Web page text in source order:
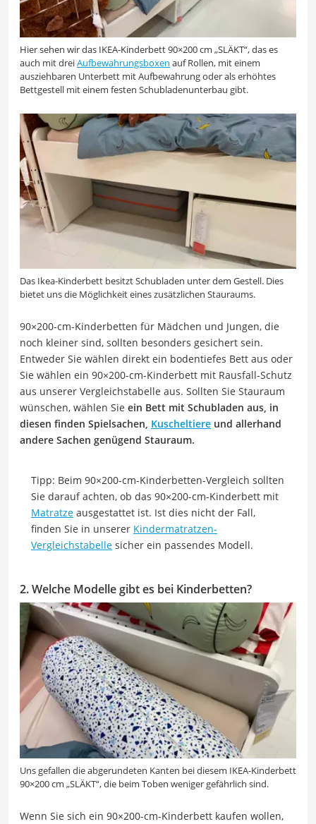
Hier sehen wir das IKEA-Kinderbett 90×200 cm „SLÄKT“, das es
auch mit dreiAufbewahrungsboxen auf Rollen, mit einem
ausziehbaren Unterbett mit Aufbewahrung oder als erhöhtes
Bettgestell mit einem festen Schubladenunterbau gibt.
Das Ikea-Kinderbett besitzt Schubladen unter dem Gestell. Dies
bietet uns die Möglichkeit eines zusätzlichen Stauraums.
90×200-cm-Kinderbetten für Mädchen und Jungen, die
noch kleiner sind, sollten besonders gesichert sein.
Entweder Sie wählen direkt ein bodentiefes Bett aus oder
Sie wählen ein 90×200-cm-Kinderbett mit Rausfall-Schutz
aus unserer Vergleichstabelle aus. Sollten Sie Stauraum
wünschen, wählen Sie ein Bett mit Schubladen aus, in
diesen finden Spielsachen, Kuscheltiere und allerhand
andere Sachen genügend Stauraum.
Tipp: Beim 90×200-cm-Kinderbetten-Vergleich sollten
Sie darauf achten, ob das 90×200-cm-Kinderbett mit
Matratze ausgestattet ist. Ist dies nicht der Fall,
finden Sie in unserer Kindermatratzen-
Vergleichstabelle sicher ein passendes Modell.
2. Welche Modelle gibt es bei Kinderbetten?
Uns gefallen die abgerundeten Kanten bei diesem IKEA-Kinderbett
90×200 cm „SLÄKT“, die beim Toben weniger gefährlich sind.
Wenn Sie sich ein 90×200-cm-Kinderbett kaufen wollen,